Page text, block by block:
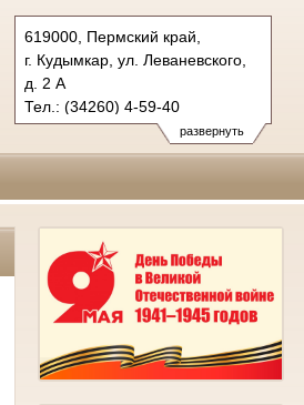
развернуть
619000, Пермский край,
г. Кудымкар, ул. Леваневского,
д. 2 А
Тел.: (34260) 4-59-40
kudymkarsky.kpo@sudrf.ru